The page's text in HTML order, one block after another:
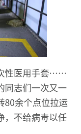
性医用手套……
同志们一次又一
80余个点位拉运
，不给病毒以任